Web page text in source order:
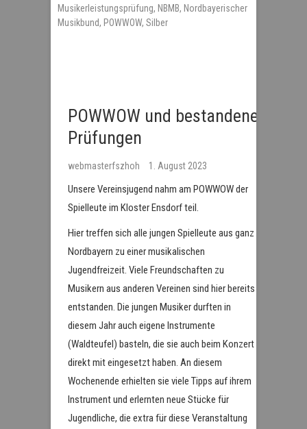
Musikerleistungsprüfung, NBMB, Nordbayerischer
Musikbund, POWWOW, Silber
POWWOW und bestandene
Prüfungen
webmasterfszhoh 1. August 2023
Unsere Vereinsjugend nahm am POWWOW der
Spielleute im Kloster Ensdorf teil.
Hier treffen sich alle jungen Spielleute aus ganz
Nordbayern zu einer musikalischen
Jugendfreizeit. Viele Freundschaften zu
Musikern aus anderen Vereinen sind hier bereits
entstanden. Die jungen Musiker durften in
diesem Jahr auch eigene Instrumente
(Waldteufel) basteln, die sie auch beim Konzert
direkt mit eingesetzt haben. An diesem
Wochenende erhielten sie viele Tipps auf ihrem
Instrument und erlernten neue Stücke für
Jugendliche, die extra für diese Veranstaltung